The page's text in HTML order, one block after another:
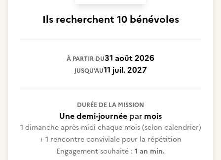
Ils recherchent 10 bénévoles
À PARTIR DU31 août 2026
JUSQU'AU11 juil. 2027
DURÉE DE LA MISSION
Une demi-journée par mois
1 dimanche après-midi chaque mois (selon calendrier)
+ 1 rencontre conviviale pour la répétition
Engagement souhaité : 1 an min.